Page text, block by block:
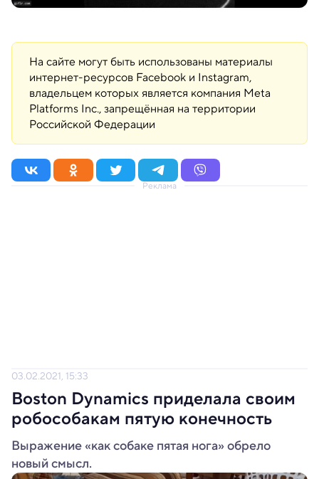
На сайте могут быть использованы материалы
интернет-ресурсов Facebook и Instagram,
владельцем которых является компания Meta
Platforms Inc., запрещённая на территории
Российской Федерации
Реклама
03.02.2021, 15:33
Boston Dynamics приделала своим
робособакам пятую конечность
Выражение «как собаке пятая нога» обрело
новый смысл.